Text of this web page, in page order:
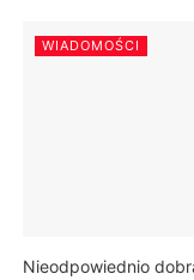
WIADOMOŚCI
Nieodpowiednio